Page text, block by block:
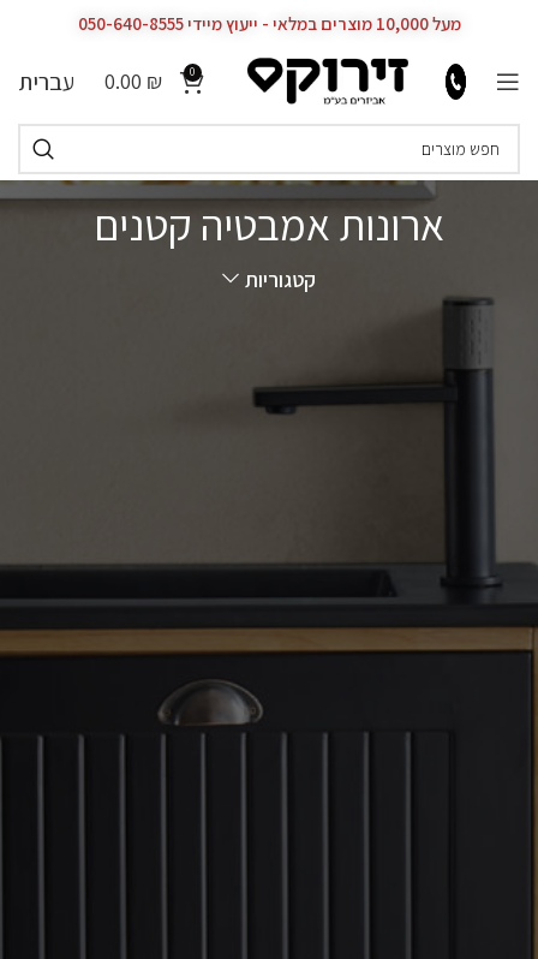
מעל 10,000 מוצרים במלאי - ייעוץ מיידי 050-640-8555
0
0.00 ₪ עברית
ארונות אמבטיה קטנים
קטגוריות